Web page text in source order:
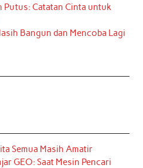
Putus: Catatan Cinta untuk
Bangun dan Mencoba Lagi
Semua Masih Amatir
GEO: Saat Mesin Pencari